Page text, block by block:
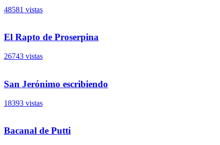
48581 vistas
El Rapto de Proserpina
26743 vistas
San Jerónimo escribiendo
18393 vistas
Bacanal de Putti